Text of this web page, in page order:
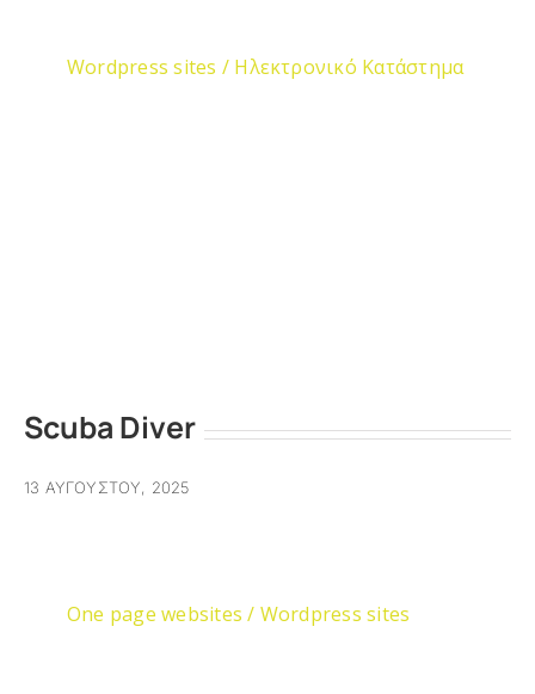
Wordpress sites / Ηλεκτρονικό Κατάστημα
Scuba Diver
13 ΑΥΓΟΎΣΤΟΥ, 2025
One page websites / Wordpress sites